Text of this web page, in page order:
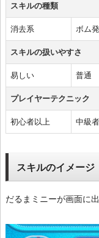
スキルの種類
消去系 ボム
スキルの扱いやすさ
易しい 普通
プレイヤーテクニック
初心者以上 中級
スキルのイメージ
だるまミニーが画面に